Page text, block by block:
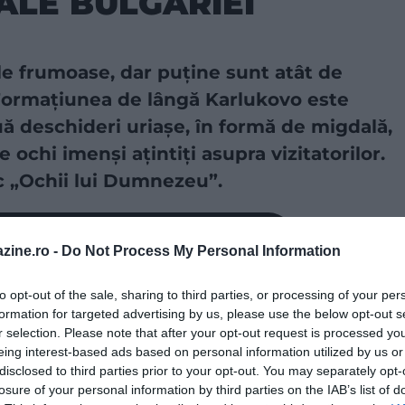
- Do Not Process My Personal Information
opt-out of the sale, sharing to third parties, or processing of your
for targeted advertising by us, please use the below opt-out
selection. Please note that after your opt-out request is processed
interest-based ads based on personal information utilized by us
to third parties prior to your opt-out. You may separately
of your personal information by third parties on the IAB’s list of
frumoase, dar puține sunt atât de
de lângă Karlukovo este
deschideri uriașe, în formă de migdală,
ochi imenși ațintiți asupra vizitatorilor.
lui Dumnezeu”.
preferată în Căutarea Google!
este una dintre cele mai cunoscute și mai
de 262 de metri trece prin peisaj ca un pod natural de
35 de metri și alta de aproape 45 de metri. Cea
într-o peșteră din țară. Totuși, farmecul locului
deschideri din tavan. Formate prin eroziune
de o pereche de ochi. Privită din unghiul potrivit,